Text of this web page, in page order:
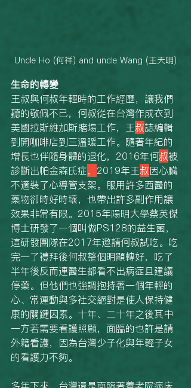
Uncle Ho (何祥) and uncle Wang (王天明)
生命的轉變
王叔與何叔年輕時的工作經歷，讓我們
聽的敬佩不已，何叔從在台灣作成衣到
美國拉斯維加斯賭場工作，王叔誌編輯
到開咖啡店到三溫暖工作。隨著年紀的
增長也伴隨身體的退化，2016年何叔被
診斷出帕金森氏症， 2019年王叔因心臟
不適裝了心導管支架。服用許多西醫的
藥物卻時好時壞，也帶出許多副作用讓
效果非常有限。2015年陽明大學蔡英傑
博士研發了一個叫做PS128的益生菌，
這研發團隊在2017年邀請何叔試吃。吃
完一了禮拜後何叔整個明顯轉好，吃了
半年後反而連醫生都看不出病症且建議
停藥。但他們也強調抱持著一個年輕的
心、常運動與多社交絕對是使人保持健
康的關鍵因素。十年、二十年之後其中
一方若需要看護照顧，面臨的也許是請
外籍看護，因為台灣少子化與年輕子女
的看護力不夠。
多年下來，台灣還是面臨著養老院病床